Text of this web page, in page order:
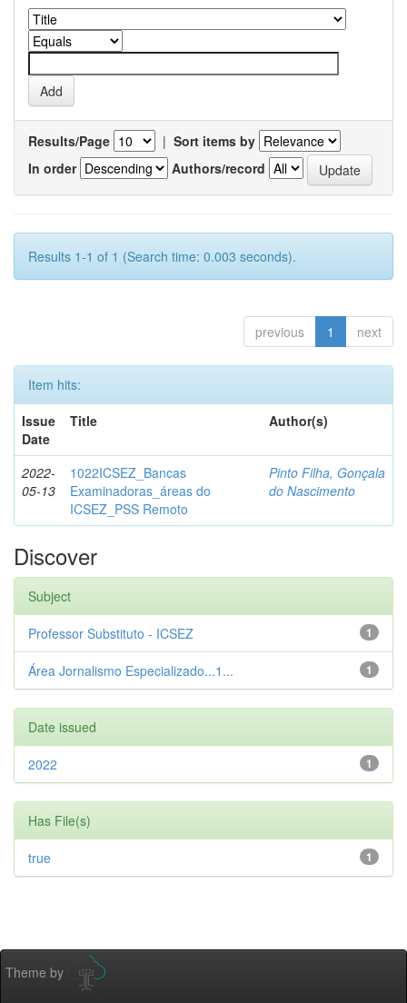
Results/Page | Sort items by
In order
Authors/record
Results 1-1 of 1 (Search time: 0.003 seconds).
previous 1 next
Item hits:
Issue
Date
Title Author(s)
2022-
05-13
1022ICSEZ_Bancas
Examinadoras_áreas do
ICSEZ_PSS Remoto
Pinto Filha, Gonçala
do Nascimento
Discover
Subject
1
Professor Substituto - ICSEZ
1
Área Jornalismo Especializado...1...
Date issued
1
2022
Has File(s)
1
true
Theme by